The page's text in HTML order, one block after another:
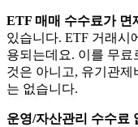
ETF 매매 수수료가 면
있습니다. ETF 거래시
용되는데요. 이를 무료
것은 아니고, 유기관제
는 없습니다.
운영/자산관리 수수료